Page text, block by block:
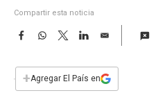
Compartir esta noticia
F
e
b
W
s
T
w
t
L
E
i
l
+Agregar El País en